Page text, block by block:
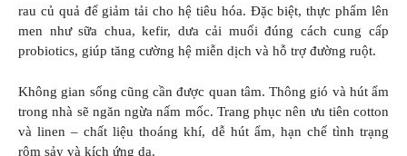
rau củ quả để giảm tải cho hệ tiêu hóa. Đặc biệt, thực phẩm lên
men như sữa chua, kefir, dưa cải muối đúng cách cung cấp
probiotics, giúp tăng cường hệ miễn dịch và hỗ trợ đường ruột.
Không gian sống cũng cần được quan tâm. Thông gió và hút ẩm
trong nhà sẽ ngăn ngừa nấm mốc. Trang phục nên ưu tiên cotton
và linen – chất liệu thoáng khí, dễ hút ẩm, hạn chế tình trạng
rôm sảy và kích ứng da.